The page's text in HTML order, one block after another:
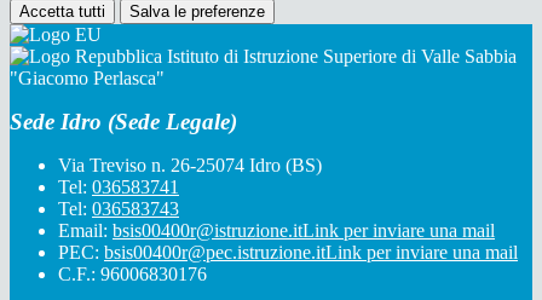
Accetta tutti Salva le preferenze
Istituto di Istruzione Superiore di Valle Sabbia
"Giacomo Perlasca"
Sede Idro (Sede Legale)
Via Treviso n. 26-25074 Idro (BS)
Tel: 036583741
Tel: 036583743
Email: bsis00400r@istruzione.itLink per inviare una mail
PEC: bsis00400r@pec.istruzione.itLink per inviare una mail
C.F.: 96006830176